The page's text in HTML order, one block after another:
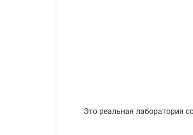
Это реальная лаборатория